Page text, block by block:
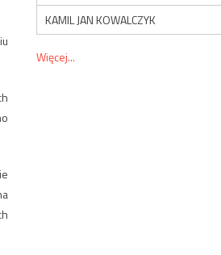
KAMIL JAN KOWALCZYK
Więcej...